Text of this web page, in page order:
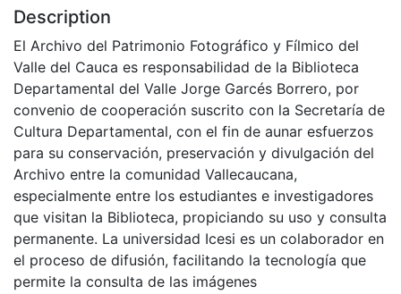
Description
El Archivo del Patrimonio Fotográfico y Fílmico del
Valle del Cauca es responsabilidad de la Biblioteca
Departamental del Valle Jorge Garcés Borrero, por
convenio de cooperación suscrito con la Secretaría de
Cultura Departamental, con el fin de aunar esfuerzos
para su conservación, preservación y divulgación del
Archivo entre la comunidad Vallecaucana,
especialmente entre los estudiantes e investigadores
que visitan la Biblioteca, propiciando su uso y consulta
permanente. La universidad Icesi es un colaborador en
el proceso de difusión, facilitando la tecnología que
permite la consulta de las imágenes